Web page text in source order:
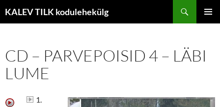
sisuKALEV TILK kodulehekülg
CD – PARVEPOISID 4 – LÄBI
LUME
1.